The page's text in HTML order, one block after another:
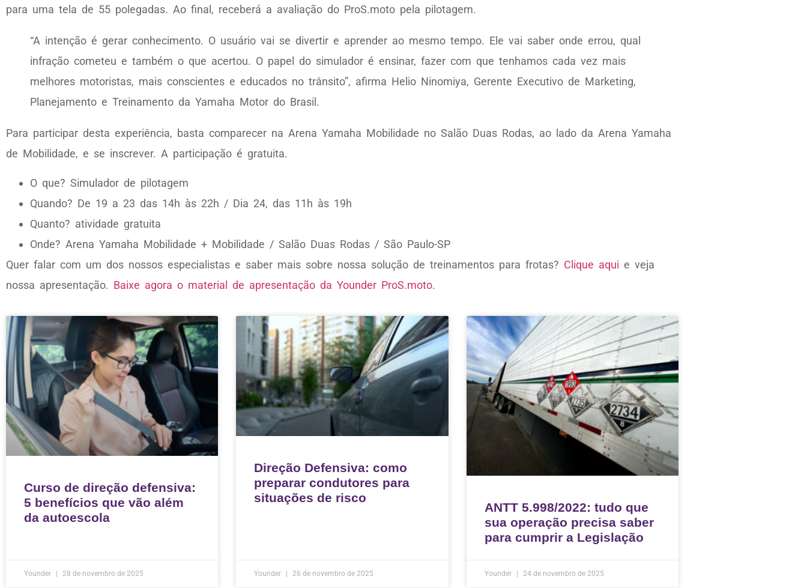
para uma tela de 55 polegadas. Ao final, receberá a avaliação do ProS.moto pela pilotagem.
“A intenção é gerar conhecimento. O usuário vai se divertir e aprender ao mesmo tempo. Ele vai saber onde errou, qual
infração cometeu e também o que acertou. O papel do simulador é ensinar, fazer com que tenhamos cada vez mais
melhores motoristas, mais conscientes e educados no trânsito”, afirma Helio Ninomiya, Gerente Executivo de Marketing,
Planejamento e Treinamento da Yamaha Motor do Brasil.
Para participar desta experiência, basta comparecer na Arena Yamaha Mobilidade no Salão Duas Rodas, ao lado da Arena Yamaha
de Mobilidade, e se inscrever. A participação é gratuita.
O que? Simulador de pilotagem
Quando? De 19 a 23 das 14h às 22h / Dia 24, das 11h às 19h
Quanto? atividade gratuita
Onde? Arena Yamaha Mobilidade + Mobilidade / Salão Duas Rodas / São Paulo-SP
Quer falar com um dos nossos especialistas e saber mais sobre nossa solução de treinamentos para frotas? Clique aqui e veja
nossa apresentação. Baixe agora o material de apresentação da Younder ProS.moto.
Curso de direção defensiva:
5 benefícios que vão além
da autoescola
Younder 28 de novembro de 2025
Direção Defensiva: como
preparar condutores para
situações de risco
Younder 26 de novembro de 2025
ANTT 5.998/2022: tudo que
sua operação precisa saber
para cumprir a Legislação
Younder 24 de novembro de 2025